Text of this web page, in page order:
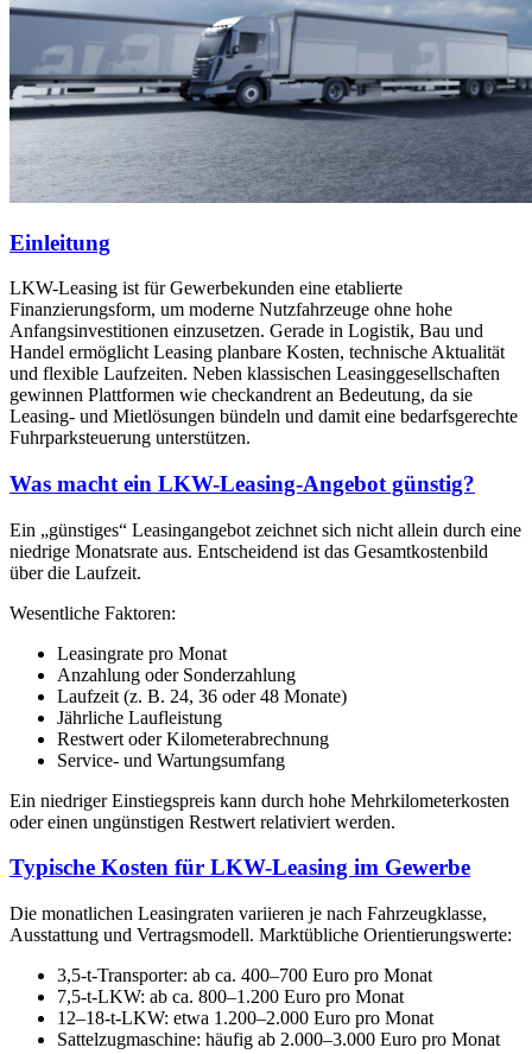
Einleitung
LKW-Leasing ist für Gewerbekunden eine etablierte
Finanzierungsform, um moderne Nutzfahrzeuge ohne hohe
Anfangsinvestitionen einzusetzen. Gerade in Logistik, Bau und
Handel ermöglicht Leasing planbare Kosten, technische Aktualität
und flexible Laufzeiten. Neben klassischen Leasinggesellschaften
gewinnen Plattformen wie checkandrent an Bedeutung, da sie
Leasing- und Mietlösungen bündeln und damit eine bedarfsgerechte
Fuhrparksteuerung unterstützen.
Was macht ein LKW-Leasing-Angebot günstig?
Ein „günstiges“ Leasingangebot zeichnet sich nicht allein durch eine
niedrige Monatsrate aus. Entscheidend ist das Gesamtkostenbild
über die Laufzeit.
Wesentliche Faktoren:
Leasingrate pro Monat
Anzahlung oder Sonderzahlung
Laufzeit (z. B. 24, 36 oder 48 Monate)
Jährliche Laufleistung
Restwert oder Kilometerabrechnung
Service- und Wartungsumfang
Ein niedriger Einstiegspreis kann durch hohe Mehrkilometerkosten
oder einen ungünstigen Restwert relativiert werden.
Typische Kosten für LKW-Leasing im Gewerbe
Die monatlichen Leasingraten variieren je nach Fahrzeugklasse,
Ausstattung und Vertragsmodell. Marktübliche Orientierungswerte:
3,5-t-Transporter: ab ca. 400–700 Euro pro Monat
7,5-t-LKW: ab ca. 800–1.200 Euro pro Monat
12–18-t-LKW: etwa 1.200–2.000 Euro pro Monat
Sattelzugmaschine: häufig ab 2.000–3.000 Euro pro Monat